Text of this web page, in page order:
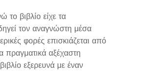
το βιβλίο είχε τα
τον αναγνώστη μέσα
φορές επισκιάζεται από
πραγματικά αξέχαστη
εξερευνά με έναν